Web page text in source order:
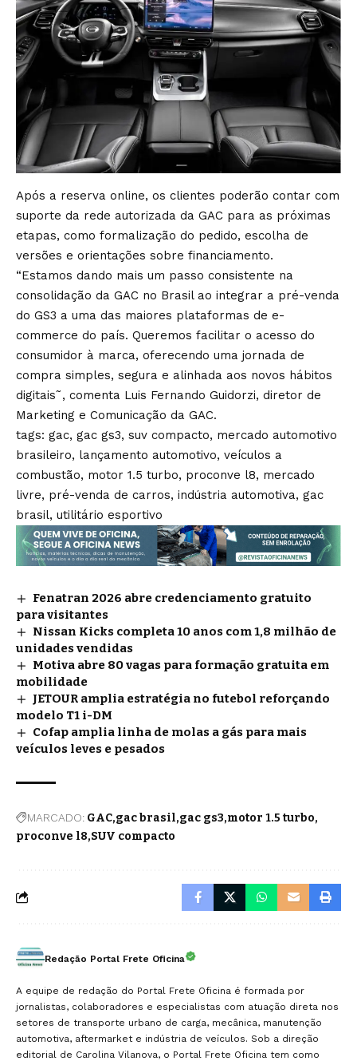
Após a reserva online, os clientes poderão contar com
suporte da rede autorizada da GAC para as próximas
etapas, como formalização do pedido, escolha de
versões e orientações sobre financiamento.
“Estamos dando mais um passo consistente na
consolidação da GAC no Brasil ao integrar a pré-venda
do GS3 a uma das maiores plataformas de e-
commerce do país. Queremos facilitar o acesso do
consumidor à marca, oferecendo uma jornada de
compra simples, segura e alinhada aos novos hábitos
digitais˜, comenta Luis Fernando Guidorzi, diretor de
Marketing e Comunicação da GAC.
tags: gac, gac gs3, suv compacto, mercado automotivo
brasileiro, lançamento automotivo, veículos a
combustão, motor 1.5 turbo, proconve l8, mercado
livre, pré-venda de carros, indústria automotiva, gac
brasil, utilitário esportivo
Fenatran 2026 abre credenciamento gratuito
para visitantes
Nissan Kicks completa 10 anos com 1,8 milhão de
unidades vendidas
Motiva abre 80 vagas para formação gratuita em
mobilidade
JETOUR amplia estratégia no futebol reforçando
modelo T1 i-DM
Cofap amplia linha de molas a gás para mais
veículos leves e pesados
MARCADO: GAC gac brasil gac gs3 motor 1.5 turbo
proconve l8 SUV compacto
Redação Portal Frete Oficina
A equipe de redação do Portal Frete Oficina é formada por
jornalistas, colaboradores e especialistas com atuação direta nos
setores de transporte urbano de carga, mecânica, manutenção
automotiva, aftermarket e indústria de veículos. Sob a direção
editorial de Carolina Vilanova, o Portal Frete Oficina tem como